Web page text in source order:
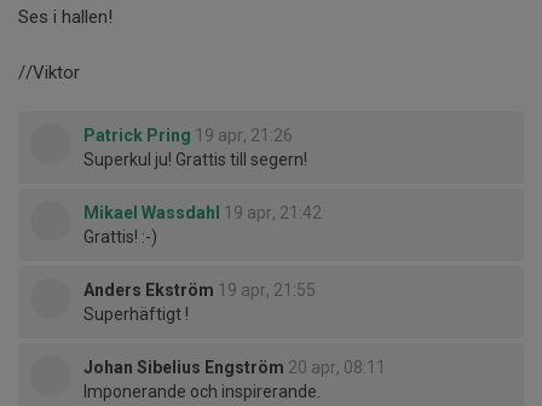
Ses i hallen!
//Viktor
Patrick Pring 19 apr, 21:26
Superkul ju! Grattis till segern!
Mikael Wassdahl 19 apr, 21:42
Grattis! :-)
Anders Ekström 19 apr, 21:55
Superhäftigt !
Johan Sibelius Engström 20 apr, 08:11
Imponerande och inspirerande.